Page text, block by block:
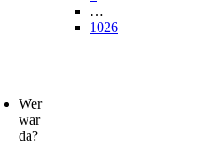
…
1026
Wer
war
da?